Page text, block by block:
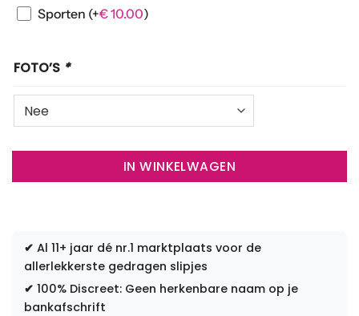
Sporten (+€10.00)
FOTO’S *
IN WINKELWAGEN
✔ Al 11+ jaar dé nr.1 marktplaats voor de
allerlekkerste gedragen slipjes
✔ 100% Discreet: Geen herkenbare naam op je
bankafschrift